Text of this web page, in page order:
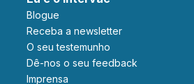
Blogue
Receba a newsletter
O seu testemunho
Dê-nos o seu feedback
Imprensa